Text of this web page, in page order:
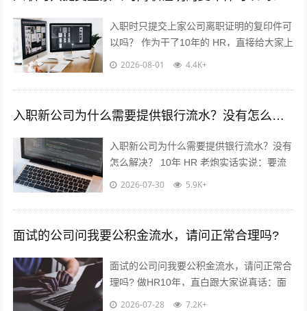
入职时只提交上家公司离职证明的复印件可
以吗？ 作为干了10年的 HR，直接给大家上
干货，不绕弯子！ 答案：分情况，但大概
2026-08-01 4.4K+
入职新公司为什么需要提供银行流水？没有怎么解决？
入职新公司为什么需要提供银行流水？没有
怎么解决？ 10年 HR 老炮实话实说：要流
水真不是公司故意刁难你！? 核心就3点：
2026-07-30 5.9K+
面试的公司问我要公积金流水，请问正常合理吗?
面试的公司问我要公积金流水，请问正常合
理吗? 做HR10年，直白跟大家说真话：面
试要公积金流水，很常见，但不是必须！不
2026-07-28 7.2K+